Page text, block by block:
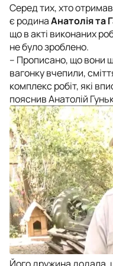
Серед тих, хто
є родинаАнатолія та
що в акті виконаних
не було зроблено.
– Прописано, що вони
вагонку вчепили,
комплекс робіт, які
пояснив Анатолій